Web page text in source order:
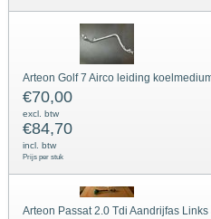
Arteon Golf 7 Airco leiding
€70,00
excl. btw
€84,70
incl. btw
Prijs per stuk
Arteon Passat 2.0 Tdi Aandrijfas